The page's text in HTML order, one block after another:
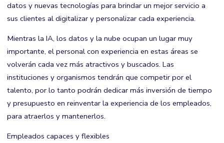
datos y nuevas tecnologías para brindar un mejor servicio a
sus clientes al digitalizar y personalizar cada experiencia.
Mientras la IA, los datos y la nube ocupan un lugar muy
importante, el personal con experiencia en estas áreas se
volverán cada vez más atractivos y buscados. Las
instituciones y organismos tendrán que competir por el
talento, por lo tanto podrán dedicar más inversión de tiempo
y presupuesto en reinventar la experiencia de los empleados,
para atraerlos y mantenerlos.
Empleados capaces y flexibles